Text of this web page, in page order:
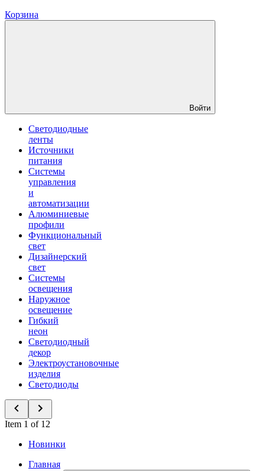
Корзина
Войти
Светодиодные
ленты
Источники
питания
Системы
управления
и
автоматизации
Алюминиевые
профили
Функциональный
свет
Дизайнерский
свет
Системы
освещения
Наружное
освещение
Гибкий
неон
Светодиодный
декор
Электроустановочные
изделия
Светодиоды
Item 1 of 12
Новинки
Главная